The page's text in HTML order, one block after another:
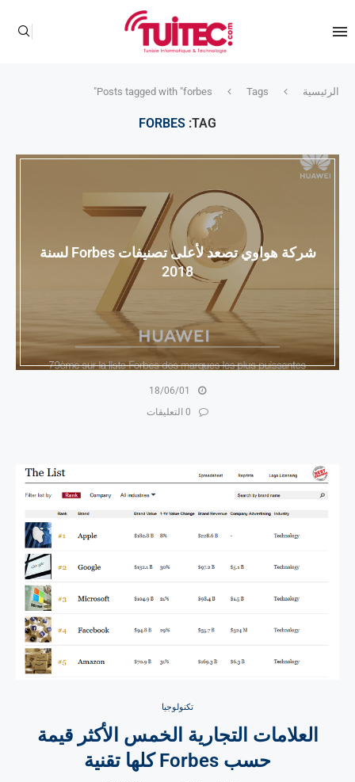
الرئيسية Tags
Posts tagged with "forbes"
TAG:
FORBES
شركة هواوي تصعد لأعلى تصنيفات Forbes لسنة
2018
18/06/01
0 التعليقات
تكنولوجيا
العلامات التجارية الخمس الأكثر قيمة
حسب Forbes كلها تقنية